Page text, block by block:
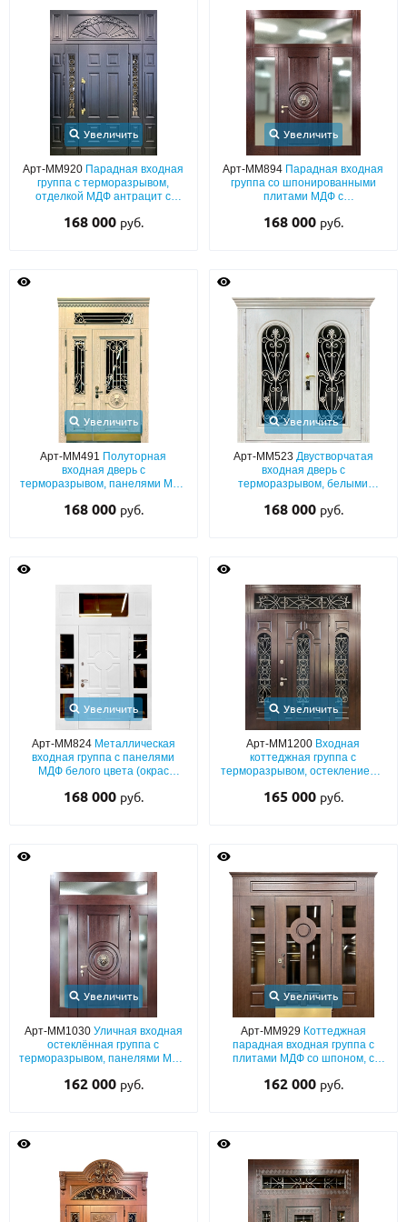
Увеличить
Арт-ММ920 Парадная входная
группа с терморазрывом,
отделкой МДФ антрацит с
скобой, узкими стеклами и
168 000 руб.
Увеличить
Арт-ММ894 Парадная входная
группа со шпонированными
плитами МДФ с
декором «голова льва»
168 000 руб.
Увеличить
Арт-ММ491 Полуторная
входная дверь с
терморазрывом, панелями MDF
стеклом и ковкой
168 000 руб.
Увеличить
Арт-ММ523 Двустворчатая
входная дверь с
терморазрывом, белыми
решетками, большими стеклами
168 000 руб.
Увеличить
Арт-ММ824 Металлическая
входная группа с панелями
МДФ белого цвета (окрас
терморазрывом и остеклением
168 000 руб.
Увеличить
Арт-ММ1200 Входная
коттеджная группа с
терморазрывом, остеклением и
165 000 руб.
Увеличить
Арт-ММ1030 Уличная входная
остеклённая группа с
терморазрывом, панелями МДФ
«лев»
162 000 руб.
Увеличить
Арт-ММ929 Коттеджная
парадная входная группа с
плитами МДФ со шпоном, с
отбойником и карнизом
162 000 руб.